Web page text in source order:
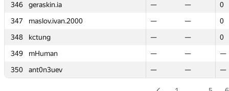
346
geraskin.ia — —
0
347
maslov.ivan.2000 — —
0
348
kctung — —
0
349
mHuman — —
—
350
ant0n3uev — — —
346
geraskin.ia — —
0
347
maslov.ivan.2000 — —
0
348
kctung — —
0
349
mHuman — —
—
350
ant0n3uev — — —